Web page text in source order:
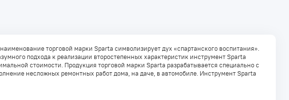
торговой марки Sparta символизирует дух «спартанского воспитания».
подхода к реализации второстепенных характеристик инструмент Sparta
стоимости. Продукция торговой марки Sparta разрабатывается специально с
несложных ремонтных работ дома, на даче, в автомобиле. Инструмент Sparta